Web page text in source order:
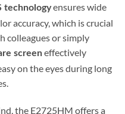
technologyensures wide
accuracy, which is crucial
colleagues or simply
screen effectively
on the eyes during long
the E2725HM offers a